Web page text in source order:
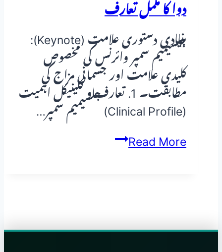
دوا کا مکمل تعارف
بنیادی دستوری علامت (Keynote):
جلسیمیم سمپر وائرنس کی مخصوص
کلیدی علامت اور جسمانی مزاج کی
مطابقت۔ 1. تعارف و کلینیکل اہمیت
(Clinical Profile) جلسیمیم سمپر…
Read Moreجلسیمیم
—